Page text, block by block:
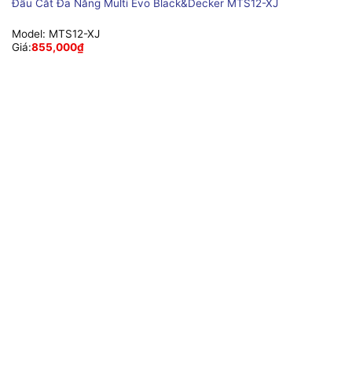
Đầu Cắt Đa Năng Multi Evo Black&Decker MTS12-XJ
Model: MTS12-XJ
Giá:855,000₫